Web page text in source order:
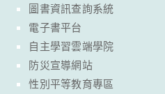
圖書資訊查詢系統
電子書平台
自主學習雲端學院
防災宣導網站
性別平等教育專區